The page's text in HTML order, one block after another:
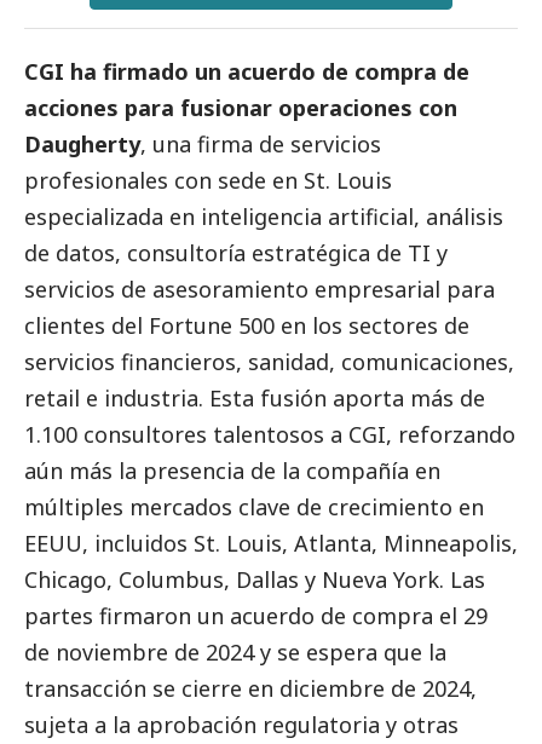
CGI ha firmado un acuerdo de compra de
acciones para fusionar operaciones con
Daugherty, una firma de servicios
profesionales con sede en St. Louis
especializada en inteligencia artificial, análisis
de datos, consultoría estratégica de TI y
servicios de asesoramiento empresarial para
clientes del Fortune 500 en los sectores de
servicios financieros, sanidad, comunicaciones,
retail e industria. Esta fusión aporta más de
1.100 consultores talentosos a CGI, reforzando
aún más la presencia de la compañía en
múltiples mercados clave de crecimiento en
EEUU, incluidos St. Louis, Atlanta, Minneapolis,
Chicago, Columbus, Dallas y Nueva York. Las
partes firmaron un acuerdo de compra el 29
de noviembre de 2024 y se espera que la
transacción se cierre en diciembre de 2024,
sujeta a la aprobación regulatoria y otras